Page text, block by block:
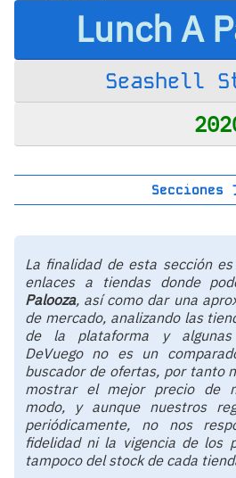
Lunch A
Seashell
Secciones
La finalidad de esta sección
enlaces a tiendas donde
Palooza, así como dar una
de mercado, analizando las
de la plataforma y algunas
DeVuego no es un
buscador de ofertas, por tanto
mostrar el mejor precio de
modo, y aunque nuestros
periódicamente, no nos
fidelidad ni la vigencia de los
tampoco del stock de cada